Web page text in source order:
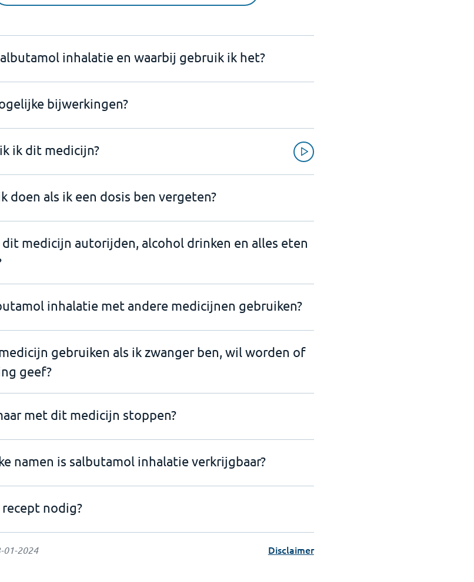
inhalatie en waarbij gebruik ik het?
bijwerkingen?
ik dit medicijn?
doen als ik een dosis ben vergeten?
dit medicijn autorijden, alcohol drinken en alles eten
inhalatie met andere medicijnen gebruiken?
gebruiken als ik zwanger ben, wil worden of
geef?
met dit medicijn stoppen?
namen is salbutamol inhalatie verkrijgbaar?
nodig?
01-2024 Disclaimer